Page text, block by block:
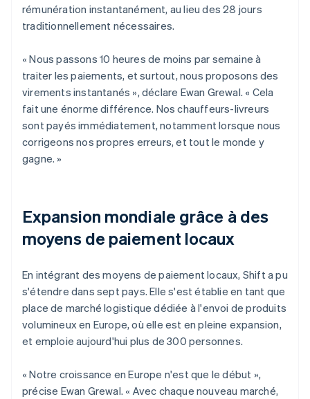
rémunération instantanément, au lieu des 28 jours
traditionnellement nécessaires.
« Nous passons 10 heures de moins par semaine à
traiter les paiements, et surtout, nous proposons des
virements instantanés », déclare Ewan Grewal. « Cela
fait une énorme différence. Nos chauffeurs-livreurs
sont payés immédiatement, notamment lorsque nous
corrigeons nos propres erreurs, et tout le monde y
gagne. »
Expansion mondiale grâce à des
moyens de paiement locaux
En intégrant des moyens de paiement locaux, Shift a pu
s'étendre dans sept pays. Elle s'est établie en tant que
place de marché logistique dédiée à l'envoi de produits
volumineux en Europe, où elle est en pleine expansion,
et emploie aujourd'hui plus de 300 personnes.
« Notre croissance en Europe n'est que le début »,
précise Ewan Grewal. « Avec chaque nouveau marché,